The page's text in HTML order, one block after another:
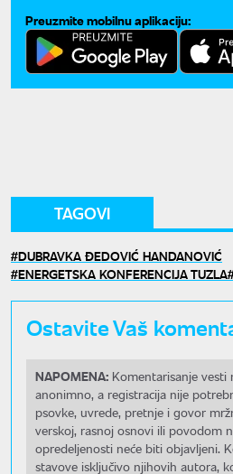
Preuzmite mobilnu aplikaciju:
TAGOVI
DUBRAVKA ĐEDOVIĆ HANDANOVIĆ
ENERGETSKA KONFERENCIJA TUZLA
Ostavite Vaš
NAPOMENA: Komentarisanje vesti
anonimno, a registracija nije
psovke, uvrede, pretnje i govor
verskoj, rasnoj osnovi ili povodom
opredeljenosti neće biti objavljeni.
stavove isključivo njihovih autora,